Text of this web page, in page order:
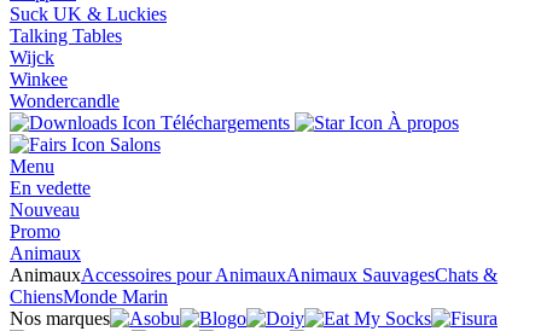
Suck UK & Luckies
Talking Tables
Wijck
Winkee
Wondercandle
Téléchargements
À propos
Salons
Menu
En vedette
Nouveau
Promo
Animaux
AnimauxAccessoires pour AnimauxAnimaux SauvagesChats &
ChiensMonde Marin
Nos marques